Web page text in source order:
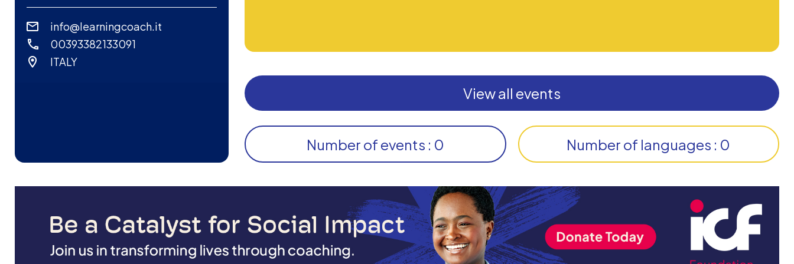
info@learningcoach.it
00393382133091
ITALY
View all events
Number of events : 0 Number of languages : 0